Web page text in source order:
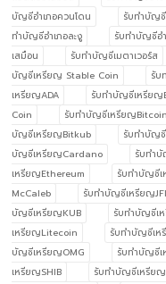
บัญชีอำเภอควนโดน
รับทำบัญชี
ทำบัญชีอำเภอละงู
รับทำบัญชีอ
เสมือน
รับทำบัญชีเมตาเวอร์ส
บัญชีเหรียญ Stable Coin
รับ
เหรียญADA
รับทำบัญชีเหรียญ
Coin
รับทำบัญชีเหรียญBitcoin
บัญชีเหรียญBitkub
รับทำบัญ
บัญชีเหรียญCardano
รับทำ
เหรียญEthereum
รับทำบัญชี
McCaleb
รับทำบัญชีเหรียญ
บัญชีเหรียญKUB
รับทำบัญชีเ
เหรียญLitecoin
รับทำบัญชีเห
บัญชีเหรียญOMG
รับทำบัญชี
เหรียญSHIB
รับทำบัญชีเหรียญ